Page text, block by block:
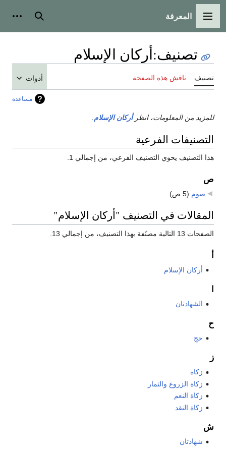
القائمة الرئيسية
المعرفة بحث
تصنيف:أركان الإسلام
تصنيف ناقش هذه الصفحة أدوات
مساعدة
للمزيد من المعلومات، انظرأركان الإسلام
التصنيفات الفرعية
هذا التصنيف يحوي التصنيف الفرعي، من إجمالي 1.
ص
صوم (5 ص)
المقالات في التصنيف "أركان الإسلام"
الصفحات 13 التالية مصنّفة بهذا التصنيف، من إجمالي 13.
أركان الإسلام
الشهادتان
ح
حج
ز
زكاة
زكاة الزروع والثمار
زكاة النعم
زكاة النقد
ش
شهادتان